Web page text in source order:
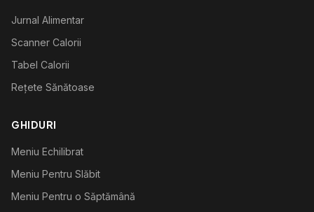
Jurnal Alimentar
Scanner Calorii
Tabel Calorii
Rețete Sănătoase
GHIDURI
Meniu Echilibrat
Meniu Pentru Slăbit
Meniu Pentru o Săptămână